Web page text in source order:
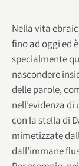
Nella vita
fino ad oggi ed
specialmente
nascondere
delle parole,
nell’evidenza
con la stella di
mimetizzate
dall’immane